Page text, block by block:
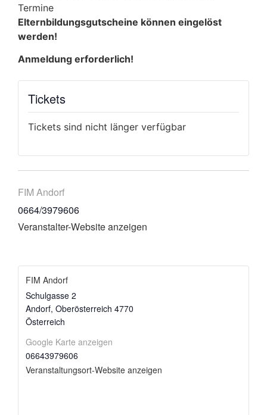
Termine
Elternbildungsgutscheine können eingelöst
werden!
Anmeldung erforderlich!
Tickets
Tickets sind nicht länger verfügbar
FIM Andorf
0664/3979606
Veranstalter-Website anzeigen
FIM Andorf
Schulgasse 2
Andorf, Oberösterreich 4770
Österreich
Google Karte anzeigen
06643979606
Veranstaltungsort-Website anzeigen